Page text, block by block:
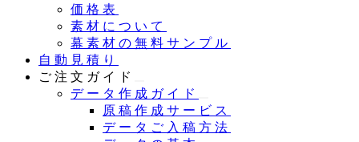
価格表
素材について
幕素材の無料サンプル
自動見積り
ご注文ガイド
データ作成ガイド
原稿作成サービス
データご入稿方法